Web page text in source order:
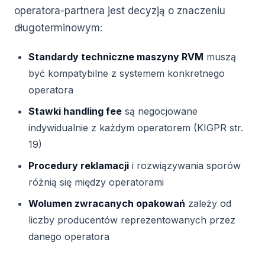
operatora-partnera jest decyzją o znaczeniu
długoterminowym:
Standardy techniczne maszyny RVM muszą
być kompatybilne z systemem konkretnego
operatora
Stawki handling fee są negocjowane
indywidualnie z każdym operatorem (KIGPR str.
19)
Procedury reklamacji i rozwiązywania sporów
różnią się między operatorami
Wolumen zwracanych opakowań zależy od
liczby producentów reprezentowanych przez
danego operatora